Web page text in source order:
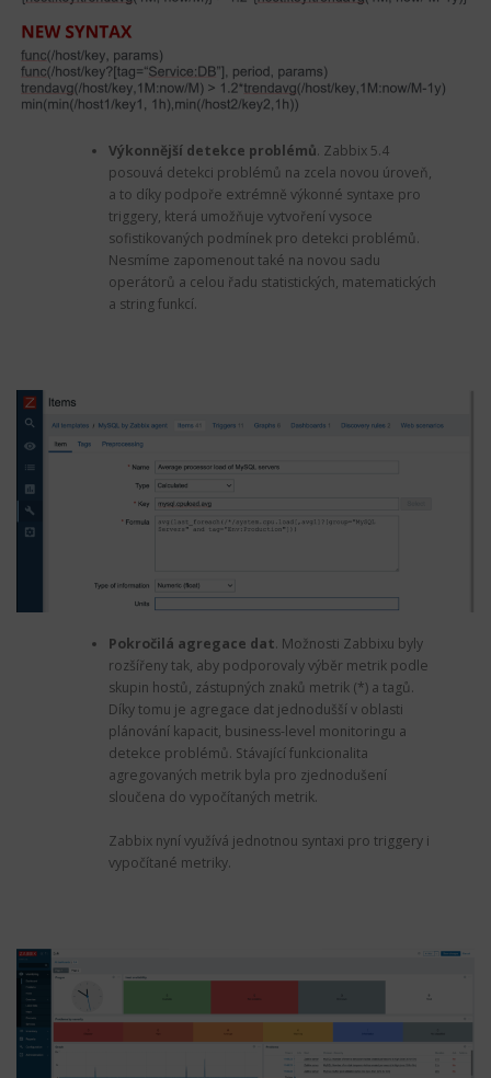
Výkonnější detekce problémů. Zabbix 5.4
posouvá detekci problémů na zcela novou úroveň,
a to díky podpoře extrémně výkonné syntaxe pro
triggery, která umožňuje vytvoření vysoce
sofistikovaných podmínek pro detekci problémů.
Nesmíme zapomenout také na novou sadu
operátorů a celou řadu statistických, matematických
a string funkcí.
Pokročilá agregace dat. Možnosti Zabbixu byly
rozšířeny tak, aby podporovaly výběr metrik podle
skupin hostů, zástupných znaků metrik (*) a tagů.
Díky tomu je agregace dat jednodušší v oblasti
plánování kapacit, business-level monitoringu a
detekce problémů. Stávající funkcionalita
agregovaných metrik byla pro zjednodušení
sloučena do vypočítaných metrik.
Zabbix nyní využívá jednotnou syntaxi pro triggery i
vypočítané metriky.